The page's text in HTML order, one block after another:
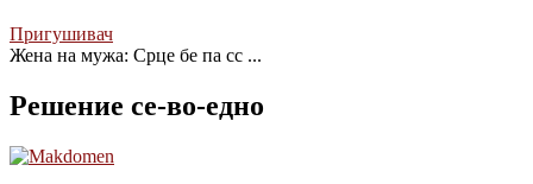
Пригушивач
Жена на мужа: Срце бе па сс ...
Решение се-во-едно